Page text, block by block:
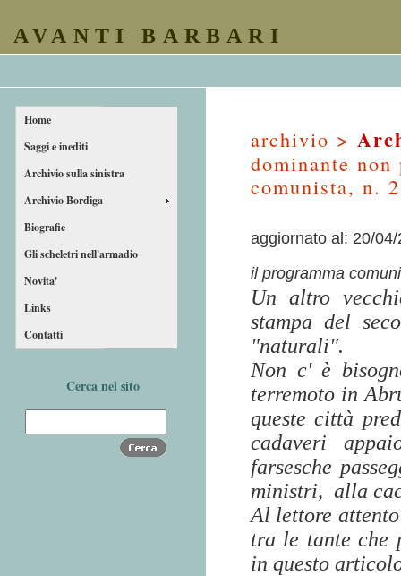
AVANTI BARBARI
Home
Saggi e inediti
Archivio sulla sinistra
Archivio Bordiga
Biografie
Gli scheletri nell'armadio
Novita'
Links
Contatti
Cerca nel sito
archivio >
dominante
comunista, n.
aggiornato al: 20/04/
il programma
Un altro
stampa del
"naturali".
Non c' è
terremoto in
queste città
cadaveri
farsesche
ministri, alla
Al lettore
tra le tante che
in questo